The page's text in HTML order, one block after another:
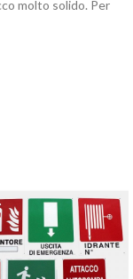
molto solido. Per